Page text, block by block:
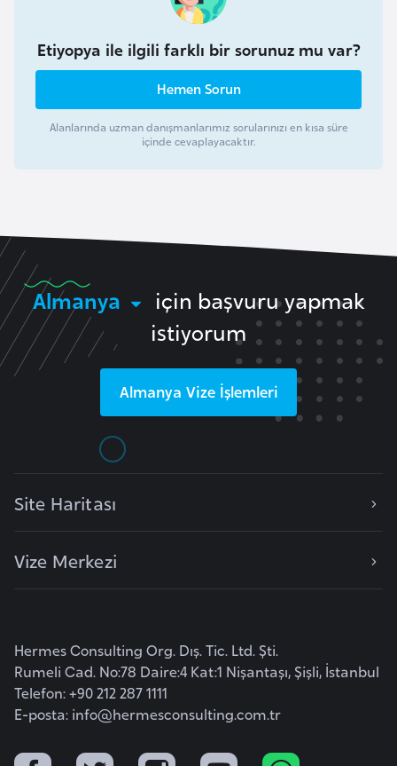
Etiyopya ile ilgili farklı bir sorunuz mu var?
Hemen Sorun
Alanlarında uzman danışmanlarımız sorularınızı en kısa süre
içinde cevaplayacaktır.
Almanya
için başvuru yapmak
istiyorum
Almanya Vize İşlemleri
Site Haritası
Vize Merkezi
Hermes Consulting Org. Dış. Tic. Ltd. Şti.
Rumeli Cad. No:78 Daire:4 Kat:1 Nişantaşı, Şişli, İstanbul
Telefon: +90 212 287 1111
E-posta: info@hermesconsulting.com.tr
D
m
i
k
K
o
n
g
g
i
E